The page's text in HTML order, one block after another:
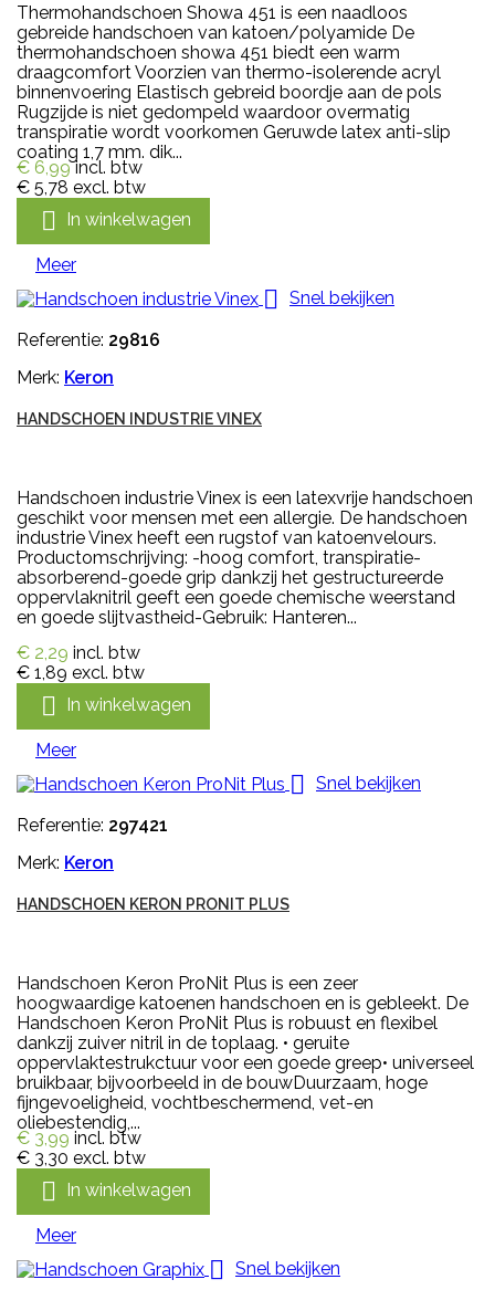
Thermohandschoen Showa 451 is een naadloos
gebreide handschoen van katoen/polyamide De
thermohandschoen showa 451 biedt een warm
draagcomfort Voorzien van thermo-isolerende acryl
binnenvoering Elastisch gebreid boordje aan de pols
Rugzijde is niet gedompeld waardoor overmatig
transpiratie wordt voorkomen Geruwde latex anti-slip
coating 1,7 mm. dik...
€ 6,99 incl. btw
€ 5,78 excl. btw
 In winkelwagen
Meer
 Snel bekijken
Referentie: 29816
Merk: Keron
HANDSCHOEN INDUSTRIE VINEX
Handschoen industrie Vinex is een latexvrije handschoen
geschikt voor mensen met een allergie. De handschoen
industrie Vinex heeft een rugstof van katoenvelours.
Productomschrijving: -hoog comfort, transpiratie-
absorberend-goede grip dankzij het gestructureerde
oppervlaknitril geeft een goede chemische weerstand
en goede slijtvastheid-Gebruik: Hanteren...
€ 2,29 incl. btw
€ 1,89 excl. btw
 In winkelwagen
Meer
 Snel bekijken
Referentie: 297421
Merk: Keron
HANDSCHOEN KERON PRONIT PLUS
Handschoen Keron ProNit Plus is een zeer
hoogwaardige katoenen handschoen en is gebleekt. De
Handschoen Keron ProNit Plus is robuust en flexibel
dankzij zuiver nitril in de toplaag. • geruite
oppervlaktestrukctuur voor een goede greep• universeel
bruikbaar, bijvoorbeeld in de bouwDuurzaam, hoge
fijngevoeligheid, vochtbeschermend, vet-en
oliebestendig,...
€ 3,99 incl. btw
€ 3,30 excl. btw
 In winkelwagen
Meer
 Snel bekijken